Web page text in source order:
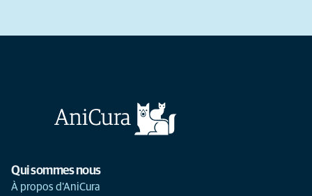
Qui sommes nous
À propos d'AniCura